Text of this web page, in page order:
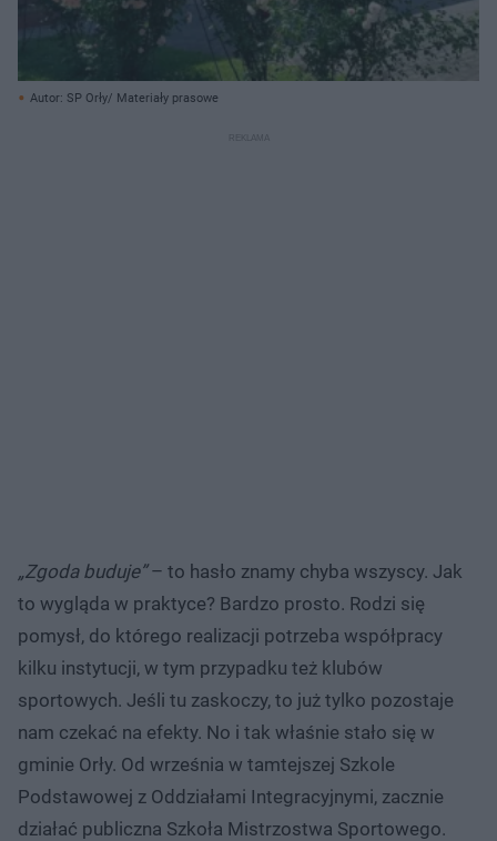
Autor: SP Orły/ Materiały prasowe
„Zgoda buduje”– to hasło znamy chyba wszyscy. Jak
to wygląda w praktyce? Bardzo prosto. Rodzi się
pomysł, do którego realizacji potrzeba współpracy
kilku instytucji, w tym przypadku też klubów
sportowych. Jeśli tu zaskoczy, to już tylko pozostaje
nam czekać na efekty. No i tak właśnie stało się w
gminie Orły. Od września w tamtejszej Szkole
Podstawowej z Oddziałami Integracyjnymi, zacznie
działać publiczna Szkoła Mistrzostwa Sportowego.